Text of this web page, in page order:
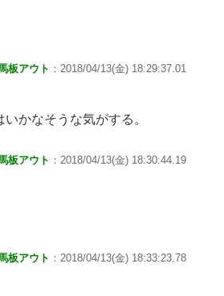
板アウト ：2018/04/13(金) 18:29:37.01
かなそうな気がする。
板アウト ：2018/04/13(金) 18:30:44.19
板アウト ：2018/04/13(金) 18:33:23.78